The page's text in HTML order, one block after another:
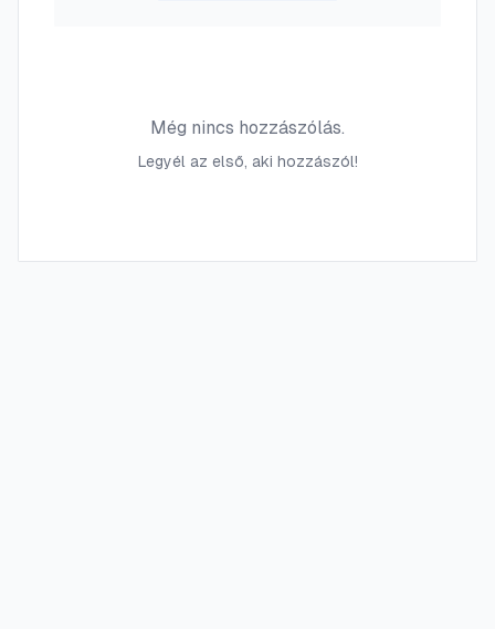
Még nincs hozzászólás.
Legyél az első, aki hozzászól!